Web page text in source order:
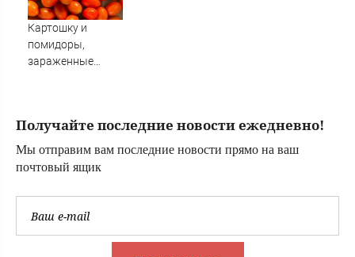
кто сжег
Хиросиму
Картошку и
помидоры,
зараженные
Амурскую
Получайте последние новости ежедневно!
Мы отправим вам последние новости прямо на ваш
почтовый ящик